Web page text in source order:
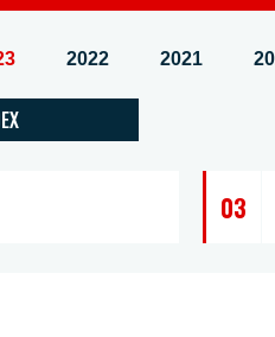
2022 2021
03